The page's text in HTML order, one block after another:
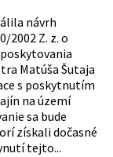
návrh
2002 Z. z. o
Matúša Šutaja
s poskytnutím
na území
sa bude
získali dočasné
tejto...